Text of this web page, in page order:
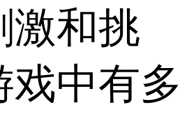
激和挑
戏中有多